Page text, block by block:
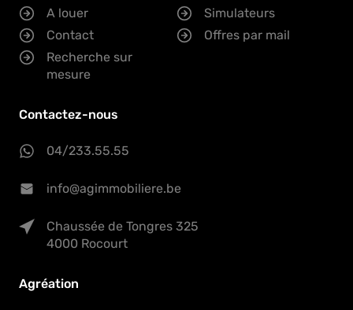
A louer
Simulateurs
Contact
Offres par mail
Recherche sur
mesure
Contactez-nous
04/233.55.55
info@agimmobiliere.be
Chaussée de Tongres 325
4000 Rocourt
Agréation